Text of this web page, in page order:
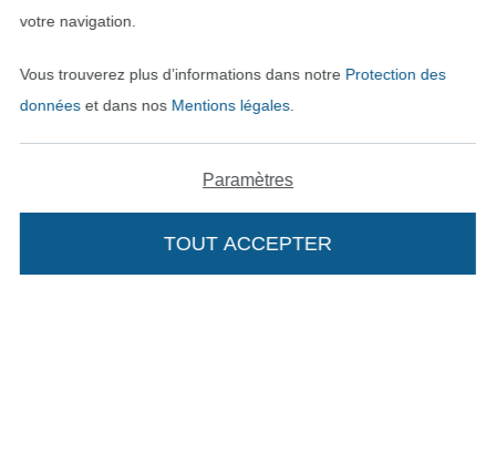
Ajouter à mon panier
votre navigation.
Vous trouverez plus d’informations dans notre Protection des
donnéeset dans nos Mentions légales.
Paramètres
TOUT ACCEPTER